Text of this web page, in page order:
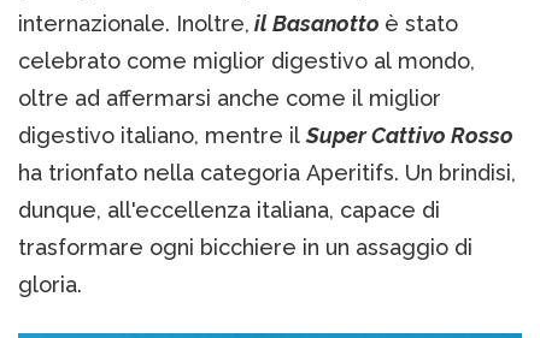
internazionale. Inoltre, il Basanotto è stato
celebrato come miglior digestivo al mondo,
oltre ad affermarsi anche come il miglior
digestivo italiano, mentre ilSuper Cattivo Rosso
ha trionfato nella categoria Aperitifs. Un brindisi,
dunque, all'eccellenza italiana, capace di
trasformare ogni bicchiere in un assaggio di
gloria.